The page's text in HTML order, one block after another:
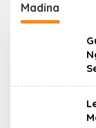
Madina